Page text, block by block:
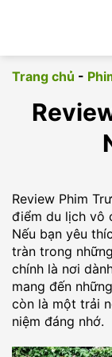
dungTrang chủ -
Review Phim
điểm du lịch vô
Nếu bạn yêu
tràn trong
chính là nơi
mang đến
còn là một trải
niệm đáng nhớ.